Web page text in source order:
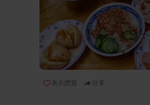
表示讚賞 分享